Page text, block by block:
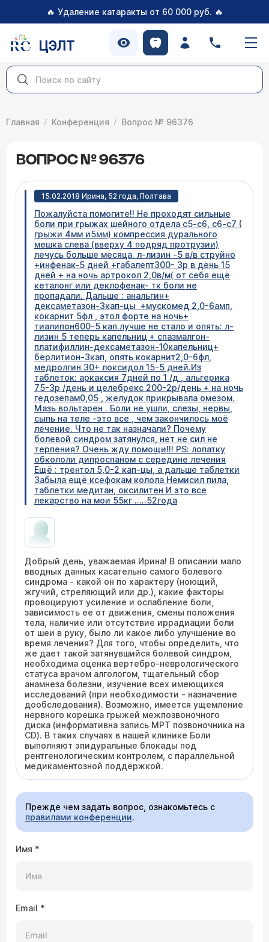
🔥 Удаление катаракты от 60 000 руб. 🔥
ЦЭЛТ
Главная Конференция Вопрос № 96376
ВОПРОС № 96376
15.02.2018 Ирина, 52 года, Полтава
Пожалуйста помогите!! Не проходят сильные
боли при грыжах шейного отдела с5-с6, с6-с7 (
грыжи 4мм и5мм) компрессия дурального
мешка слева (вверху 4 подряд протрузии)
лечусь больше месяца. л-лизин -5 в/в струйно
+инфенак-5 дней +габалепт300- 3р в день 15
дней + на ночь артрокол 2,0в/м( от себя ещё
кеталонг или деклофенак- тк боли не
пропадали. Дальше : анальгин+
дексаметазон-3кап-цы +мускомед 2,0-6амп,
кокарнит 5фл , этол форте на ночь+
тиалипон600-5 кап.лучше не стало и опять: л-
лизин 5 теперь капельниц + спазмалгон-
платифиллин-дексаметазон-10капельниц+
берлитион-3кап, опять кокарнит2,0-6фл,
медролгин 30+ локсидол 15-5 дней.Из
таблеток: аркаксия 7дней по 1 /д , альгерика
75-3р /день и целебрекс 200-2р/день + на ночь
гедозепам0,05 , желудок прикрывала омезом.
Мазь вольтарен . Боли не ушли, слезы, нервы,
сыпь на теле -это все , чем закончилось моё
лечение. Что не так назначали? Почему
болевой синдром затянулся, нет не сил не
терпения? Очень жду помощи!!! PS: лопатку
обкололи дипроспаном с середине лечения
Ещё : трентол 5,0-2 кап-цы, а дальше таблетки
Забыла ещё ксефокам колола Немисил пила,
таблетки медитан, оксилитен И это все
лекарство на мои 55кг .....52года
Добрый день, уважаемая Ирина! В описании мало
вводных данных касательно самого болевого
синдрома - какой он по характеру (ноющий,
жгучий, стреляющий или др.), какие факторы
провоцируют усиление и ослабление боли,
зависимость ее от движения, смены положения
тела, наличие или отсутствие иррадиации боли
от шеи в руку, было ли какое либо улучшение во
время лечения? Для того, чтобы определить, что
же дает такой затянувшийся болевой синдром,
необходима оценка вертебро-неврологического
статуса врачом алгологом, тщательный сбор
анамнеза болезни, изучение всех имеющихся
исследований (при необходимости - назначение
дообследования). Возможно, имеется ущемление
нервного корешка грыжей межпозвоночного
диска (информативна запись МРТ позвоночника на
СD). В таких случаях в нашей клинике Боли
выполняют эпидуральные блокады под
рентгенологическим контролем, с параллельной
медикаментозной поддержкой.
Прежде чем задать вопрос, ознакомьтесь с
правилами конференции.
Имя *
Email *